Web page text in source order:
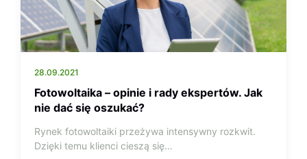
28.09.2021
Fotowoltaika – opinie i rady ekspertów. Jak
nie dać się oszukać?
Rynek fotowoltaiki przeżywa intensywny rozkwit.
Dzięki temu klienci cieszą się…